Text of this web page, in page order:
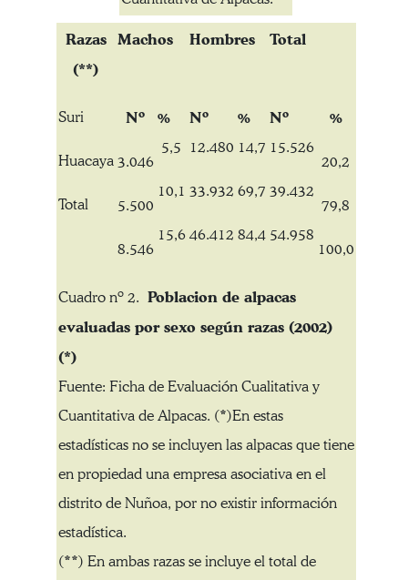
Razas
(**)
Machos Hombres Total
Suri
Huacaya
Total
Nº
3.046
5.500
8.546
%
5,5
10,1
15,6
Nº
12.480
33.932
46.412
%
14,7
69,7
84,4
Nº
15.526
39.432
54.958
%
20,2
79,8
100,0
Cuadro nº 2. Poblacion de alpacas
evaluadas por sexo según razas (2002)
(*)
Fuente: Ficha de Evaluación Cualitativa y
Cuantitativa de Alpacas. (*)En estas
estadísticas no se incluyen las alpacas que tiene
en propiedad una empresa asociativa en el
distrito de Nuñoa, por no existir información
estadística.
(**) En ambas razas se incluye el total de